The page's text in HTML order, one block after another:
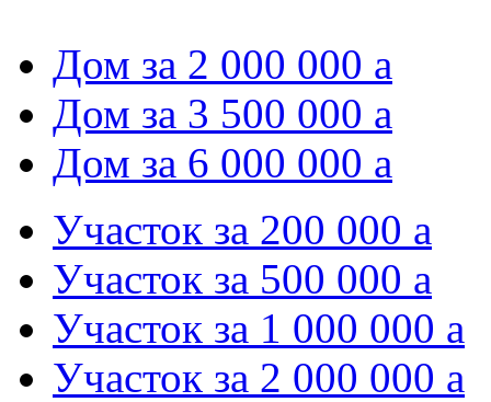
Дом за 2 000 000 a
Дом за 3 500 000 a
Дом за 6 000 000 a
Участок за 200 000 a
Участок за 500 000 a
Участок за 1 000 000 a
Участок за 2 000 000 a